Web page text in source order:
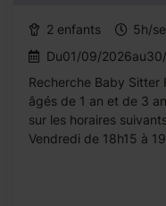
2 enfants
5h/
Du01/09/
Recherche Baby
âgés de 1 an et de 3
sur les horaires
Vendredi de 18h15 à